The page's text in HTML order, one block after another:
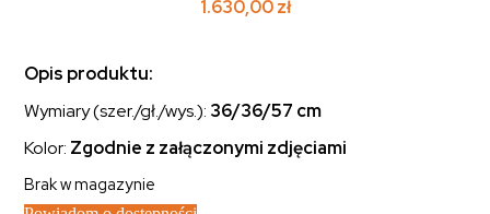
1.630,00zł
Opis produktu:
Wymiary (szer./gł./wys.): 36/36/57 cm
Kolor: Zgodnie z załączonymi zdjęciami
Brak w magazynie